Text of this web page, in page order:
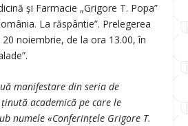
și Farmacie „Grigore T. Popa”
La răspântie”. Prelegerea
noiembrie, de la ora 13.00, în
manifestare din seria de
academică pe care le
numele «Conferințele Grigore T.